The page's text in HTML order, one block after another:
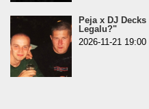
Peja x DJ
Legalu?"
2026-11-21 19:00